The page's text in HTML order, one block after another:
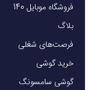
فروشگاه موبایل 140
بلاگ
فرصت‌های شغلی
خرید گوشی
گوشی سامسونگ